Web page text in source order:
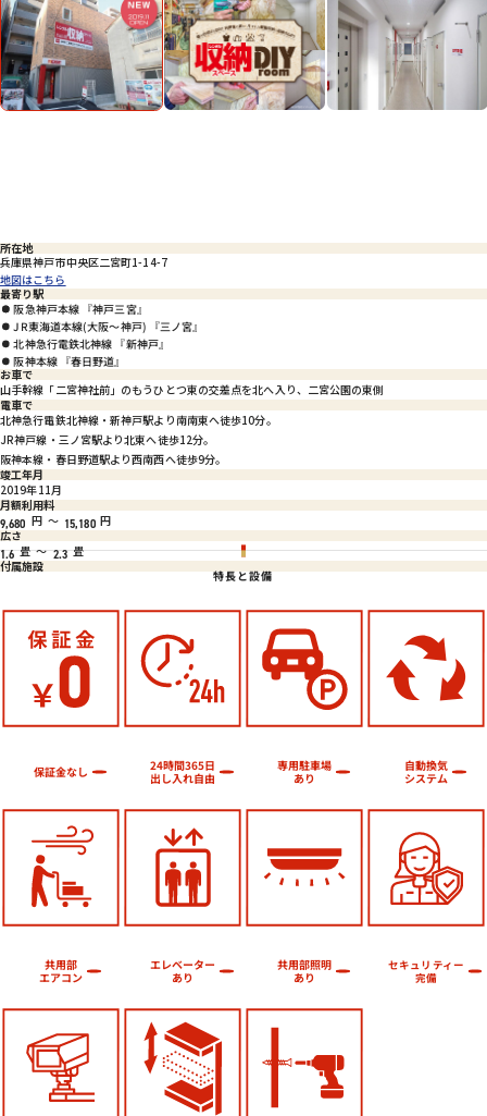
所在地
兵庫県神戸市中央区二宮町1-14-7
地図はこちら
最寄り駅
阪急神戸本線 『神戸三宮』
JR東海道本線(大阪～神戸) 『三ノ宮』
北神急行電鉄北神線 『新神戸』
阪神本線 『春日野道』
お車で
山手幹線「二宮神社前」のもうひとつ東の交差点を北へ入り、二宮公園の東側
電車で
北神急行電鉄北神線・新神戸駅より南南東へ徒歩10分。
JR神戸線・三ノ宮駅より北東へ徒歩12分。
阪神本線・春日野道駅より西南西へ徒歩9分。
竣工年月
2019年11月
月額利用料
9,680 円 ～ 15,180 円
広さ
1.6 畳 ～ 2.3 畳
付属施設
特長と設備
保証金なし 24時間365日
出し入れ自由
専用駐車場
あり
自動換気
システム
共用部
エアコン
エレベーター
あり
共用部照明
あり
セキュリティー
完備